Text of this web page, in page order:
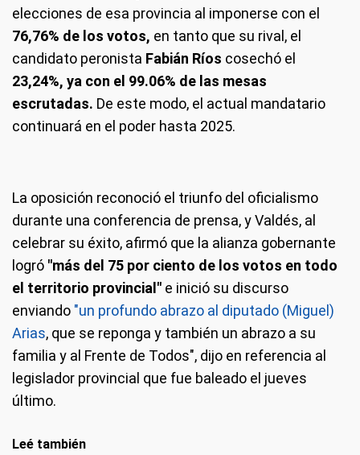
elecciones de esa provincia al imponerse con el
76,76% de los votos, en tanto que su rival, el
candidato peronista Fabián Ríos cosechó el
23,24%, ya con el 99.06% de las mesas
escrutadas. De este modo, el actual mandatario
continuará en el poder hasta 2025.
La oposición reconoció el triunfo del oficialismo
durante una conferencia de prensa, y Valdés, al
celebrar su éxito, afirmó que la alianza gobernante
logró "más del 75 por ciento de los votos en todo
el territorio provincial" e inició su discurso
enviando "un profundo abrazo al diputado (Miguel)
Arias, que se reponga y también un abrazo a su
familia y al Frente de Todos", dijo en referencia al
legislador provincial que fue baleado el jueves
último.
Leé también